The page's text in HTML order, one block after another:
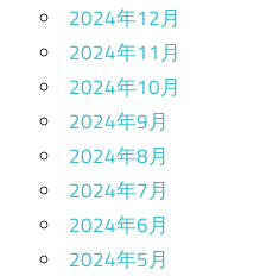
2024年12月
2024年11月
2024年10月
2024年9月
2024年8月
2024年7月
2024年6月
2024年5月